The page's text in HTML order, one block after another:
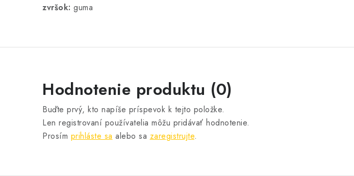
zvršok: guma
Hodnotenie produktu (0)
Buďte prvý, kto napíše príspevok k tejto položke.
Len registrovaní používatelia môžu pridávať hodnotenie.
Prosím prihláste sa alebo sa zaregistrujte.